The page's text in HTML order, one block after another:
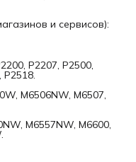
и сервисов):
P2207, P2500,
P2518.
M6506NW, M6507,
M6557NW, M6600,